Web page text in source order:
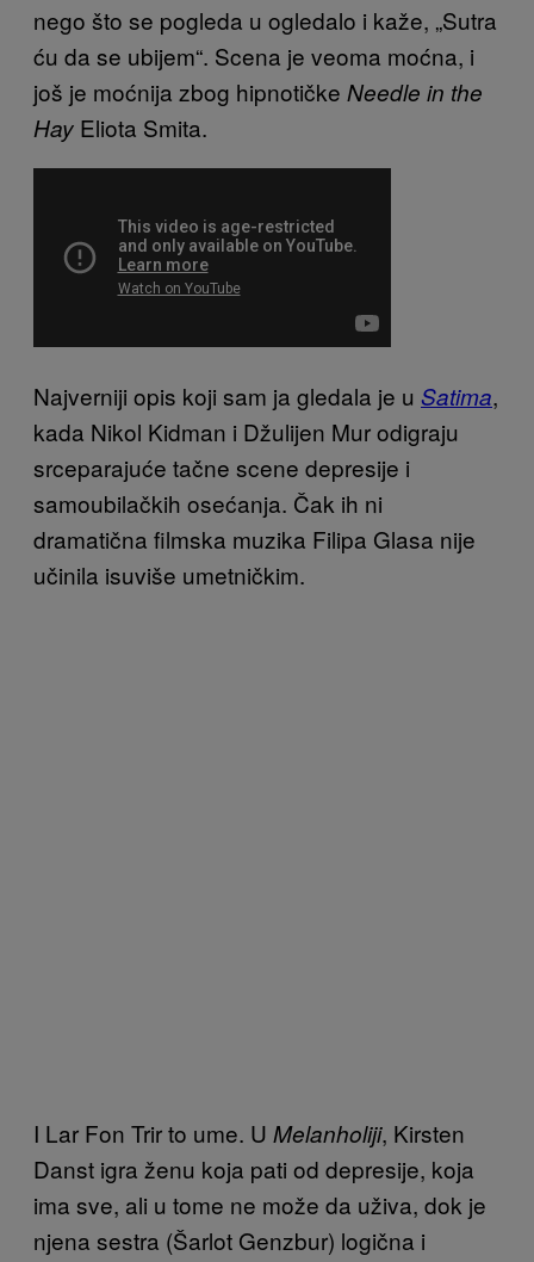
nego što se pogleda u ogledalo i kaže, „Sutra
ću da se ubijem“. Scena je veoma moćna, i
još je moćnija zbog hipnotičke Needle in the
Hay Eliota Smita.
Najverniji opis koji sam ja gledala je u Satima,
kada Nikol Kidman i Džulijen Mur odigraju
srceparajuće tačne scene depresije i
samoubilačkih osećanja. Čak ih ni
dramatična filmska muzika Filipa Glasa nije
učinila isuviše umetničkim.
I Lar Fon Trir to ume. U Melanholiji, Kirsten
Danst igra ženu koja pati od depresije, koja
ima sve, ali u tome ne može da uživa, dok je
njena sestra (Šarlot Genzbur) logična i